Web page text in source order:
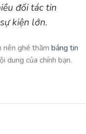
đối tác tin
kiện lớn.
ghé thăm bảng tin
dung của chính bạn.